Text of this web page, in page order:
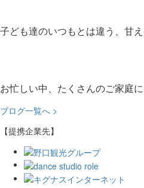
子ども達のいつもとは違う、甘
お忙しい中、たくさんのご家庭
ブログ一覧へ >
【提携企業先】